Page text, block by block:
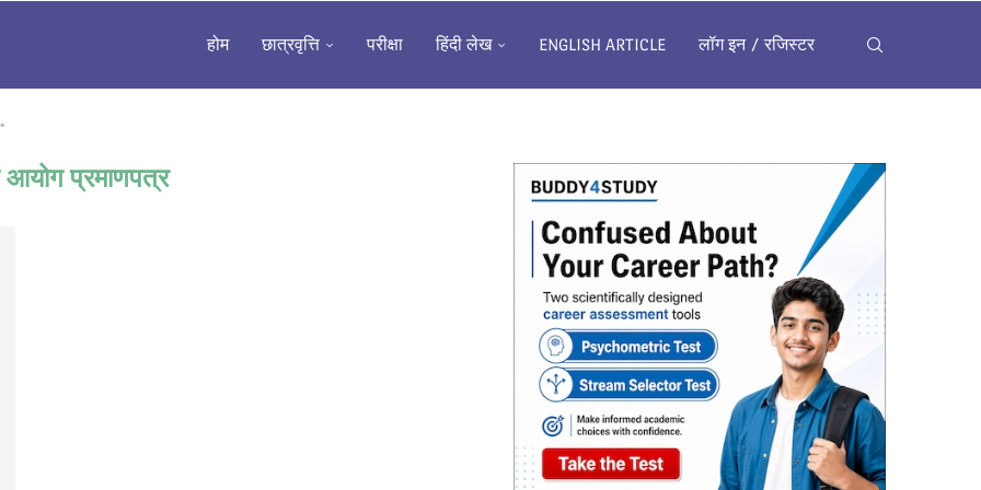
होम छात्रवृत्ति परीक्षा हिंदी लेख ENGLISH ARTICLE लॉग इन / रजिस्टर
आयोग प्रमाणपत्र